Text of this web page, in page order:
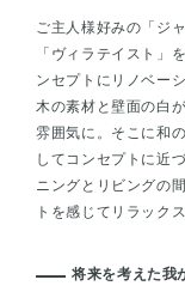
ご主人様好みの「ジ
「ヴィラテイスト」
ンセプトにリノベー
木の素材と壁面の白
雰囲気に。そこに和
してコンセプトに近
ニングとリビングの
トを感じてリラック
将来を考えた我